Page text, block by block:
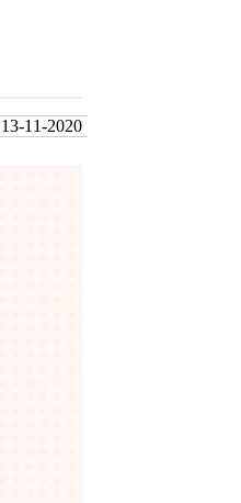
13-11-2020